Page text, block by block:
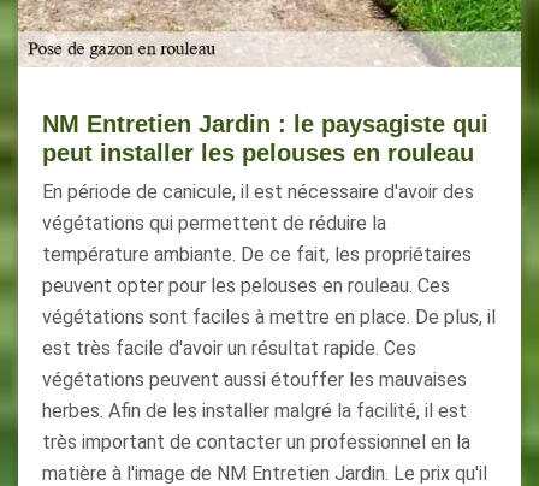
NM Entretien Jardin : le paysagiste qui
peut installer les pelouses en rouleau
En période de canicule, il est nécessaire d'avoir des
végétations qui permettent de réduire la
température ambiante. De ce fait, les propriétaires
peuvent opter pour les pelouses en rouleau. Ces
végétations sont faciles à mettre en place. De plus, il
est très facile d'avoir un résultat rapide. Ces
végétations peuvent aussi étouffer les mauvaises
herbes. Afin de les installer malgré la facilité, il est
très important de contacter un professionnel en la
matière à l'image de NM Entretien Jardin. Le prix qu'il